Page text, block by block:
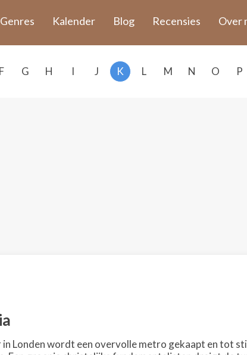
Genres Kalender Blog Recensies Over
F G H I J K L M N O P
Londen wordt een overvolle metro gekaapt en tot